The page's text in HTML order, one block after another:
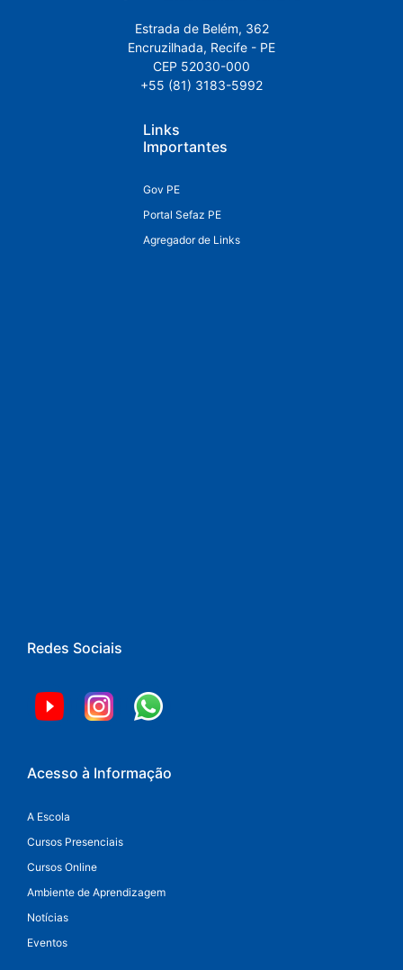
Estrada de Belém, 362
Encruzilhada, Recife - PE
CEP 52030-000
+55 (81) 3183-5992
Links
Importantes
Gov PE
Portal Sefaz PE
Agregador de Links
Redes Sociais
Acesso à Informação
A Escola
Cursos Presenciais
Cursos Online
Ambiente de Aprendizagem
Notícias
Eventos